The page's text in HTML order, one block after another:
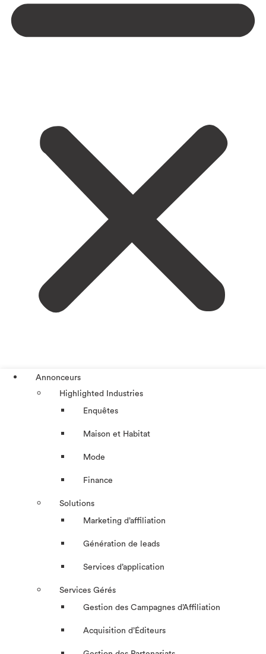
Annonceurs
Highlighted Industries
Enquêtes
Maison et Habitat
Mode
Finance
Solutions
Marketing d’affiliation
Génération de leads
Services d’application
Services Gérés
Gestion des Campagnes d’Affiliation​
Acquisition d’Éditeurs